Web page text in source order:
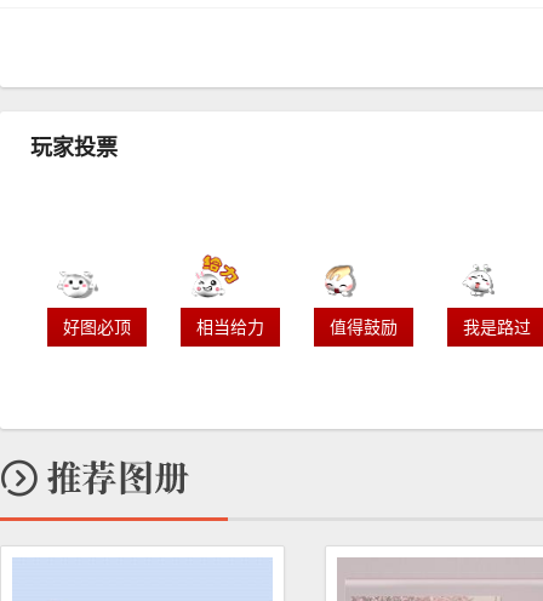
玩家投票
好图必顶 相当给力 值得鼓励 我是路过